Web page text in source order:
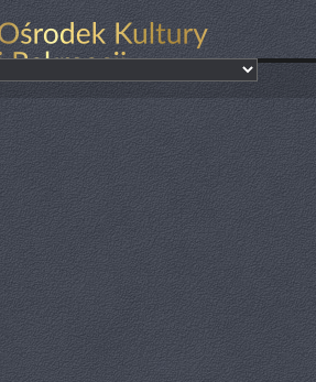
– 10 lat twórczej pasji!
obchodziła wyjątkowy jubileusz. Przez
łączyła różne formy ekspresji
przestrzeń dla twórców i miłośników
malarze, rzeźbiarz, fotograf oraz poeta –
działalności niepowtarzalny głos i